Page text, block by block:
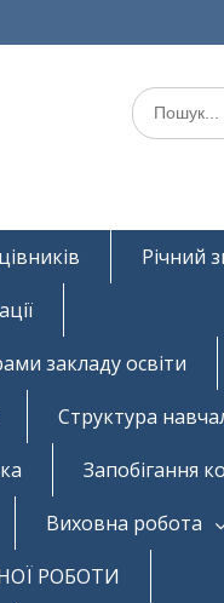
Шукати:
Річний
закладу освіти
Структура
Запобігання
Виховна робота
РОБОТИ